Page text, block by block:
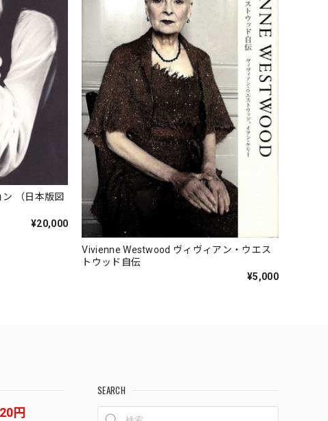
（日本版図
¥20,000
Vivienne Westwood ヴィヴィアン・ウエス
トウッド自伝
¥5,000
円
SEARCH